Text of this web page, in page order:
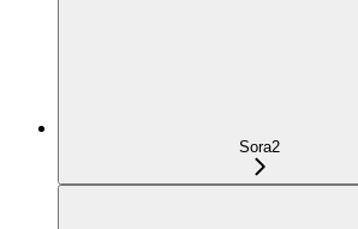
Sora2